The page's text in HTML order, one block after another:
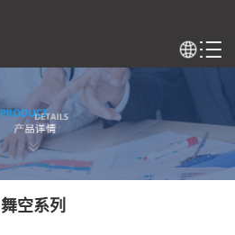
舞空系列